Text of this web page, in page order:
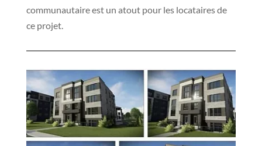
communautaire est un atout pour les locataires de
ce projet.